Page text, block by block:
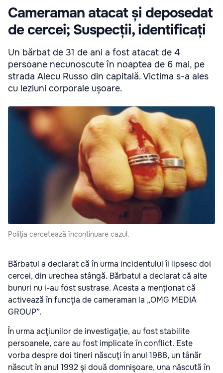
Cameraman atacat și deposedat
de cercei; Suspecții, identificați
Un bărbat de 31 de ani a fost atacat de 4
persoane necunoscute în noaptea de 6 mai, pe
strada Alecu Russo din capitală. Victima s-a ales
cu leziuni corporale ușoare.
Poliţia cercetează încontinuare cazul.
Bărbatul a declarat că în urma incidentului îi lipsesc doi
cercei, din urechea stângă. Bărbatul a declarat că alte
bunuri nu i-au fost sustrase. Acesta a menţionat că
activează în funcţia de cameraman la „OMG MEDIA
GROUP”.
În urma acţiunilor de investigaţie, au fost stabilite
persoanele, care au fost implicate în conflict. Este
vorba despre doi tineri născuţi în anul 1988, un tânăr
născut în anul 1992 şi două domnişoare, una născută în